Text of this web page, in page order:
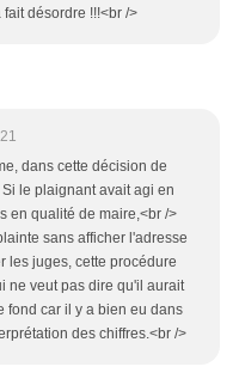
désordre !!!<br />
dans cette décision de
le plaignant avait agi en
en qualité de maire,<br />
sans afficher l'adresse
les juges, cette procédure
ne veut pas dire qu'il aurait
fond car il y a bien eu dans
des chiffres.<br />